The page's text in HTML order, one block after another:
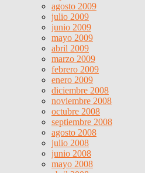
agosto 2009
julio 2009
junio 2009
mayo 2009
abril 2009
marzo 2009
febrero 2009
enero 2009
diciembre 2008
noviembre 2008
octubre 2008
septiembre 2008
agosto 2008
julio 2008
junio 2008
mayo 2008